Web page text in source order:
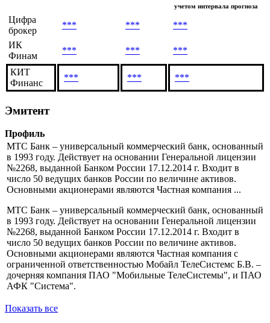
учетом интервала прогноза
Цифра
брокер
*** ***
***
ИК
Финам
*** *** ***
КИТ
Финанс
*** *** ***
Эмитент
Профиль
МТС Банк – универсальный коммерческий банк, основанный
в 1993 году. Действует на основании Генеральной лицензии
№2268, выданной Банком России 17.12.2014 г. Входит в
число 50 ведущих банков России по величине активов.
Основными акционерами являются Частная компания ...
МТС Банк – универсальный коммерческий банк, основанный
в 1993 году. Действует на основании Генеральной лицензии
№2268, выданной Банком России 17.12.2014 г. Входит в
число 50 ведущих банков России по величине активов.
Основными акционерами являются Частная компания с
ограниченной ответственностью Мобайл ТелеСистемс Б.В. –
дочерняя компания ПАО "Мобильные ТелеСистемы", и ПАО
АФК "Система".
Показать все